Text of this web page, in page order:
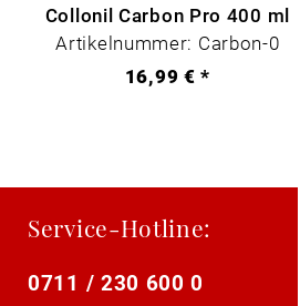
Collonil Carbon Pro 400 ml
Artikelnummer: Carbon-0
16,99 € *
Service-Hotline:
0711 / 230 600 0